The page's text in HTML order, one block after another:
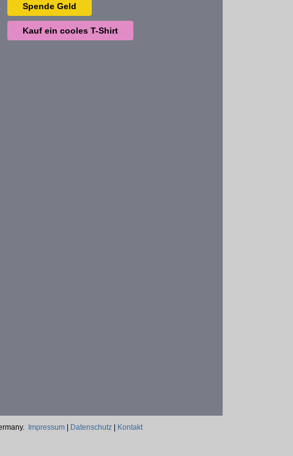
Spende Geld
Kauf ein cooles T-Shirt
Impressum| Datenschutz| Kontakt